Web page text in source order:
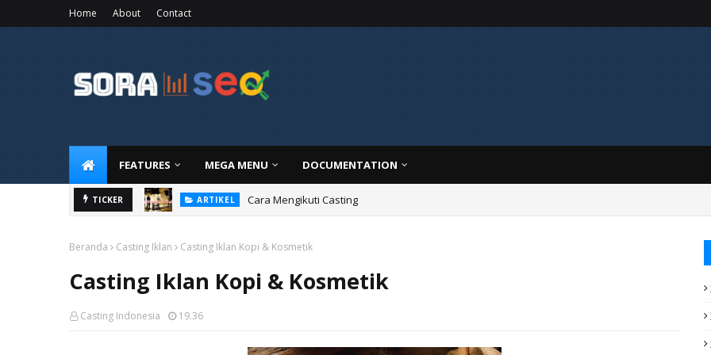
Home About Contact
FEATURES MEGA MENU DOCUMENTATION
TICKER ARTIKEL Cara Mengikuti Casting
Beranda Casting Iklan Casting Iklan Kopi & Kosmetik
Casting Iklan Kopi & Kosmetik
Casting Indonesia 19.36